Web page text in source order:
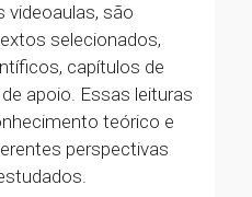
videoaulas, são
selecionados,
capítulos de
apoio. Essas leituras
teórico e
perspectivas